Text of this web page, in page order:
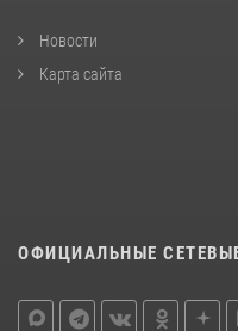
Новости
Карта сайта
ОФИЦИАЛЬНЫЕ